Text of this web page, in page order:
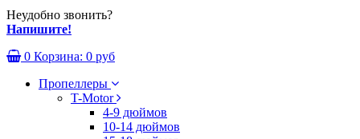
Неудобно звонить?
Напишите!
0 Корзина: 0 руб
Пропеллеры
T-Motor
4-9 дюймов
10-14 дюймов